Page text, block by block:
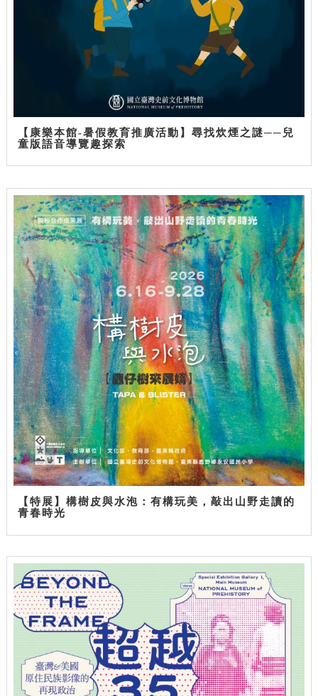
【康樂本館-暑假教育推廣活動】尋找炊煙之謎──兒
童版語音導覽趣探索
【特展】構樹皮與水泡：有構玩美，敲出山野走讀的
青春時光